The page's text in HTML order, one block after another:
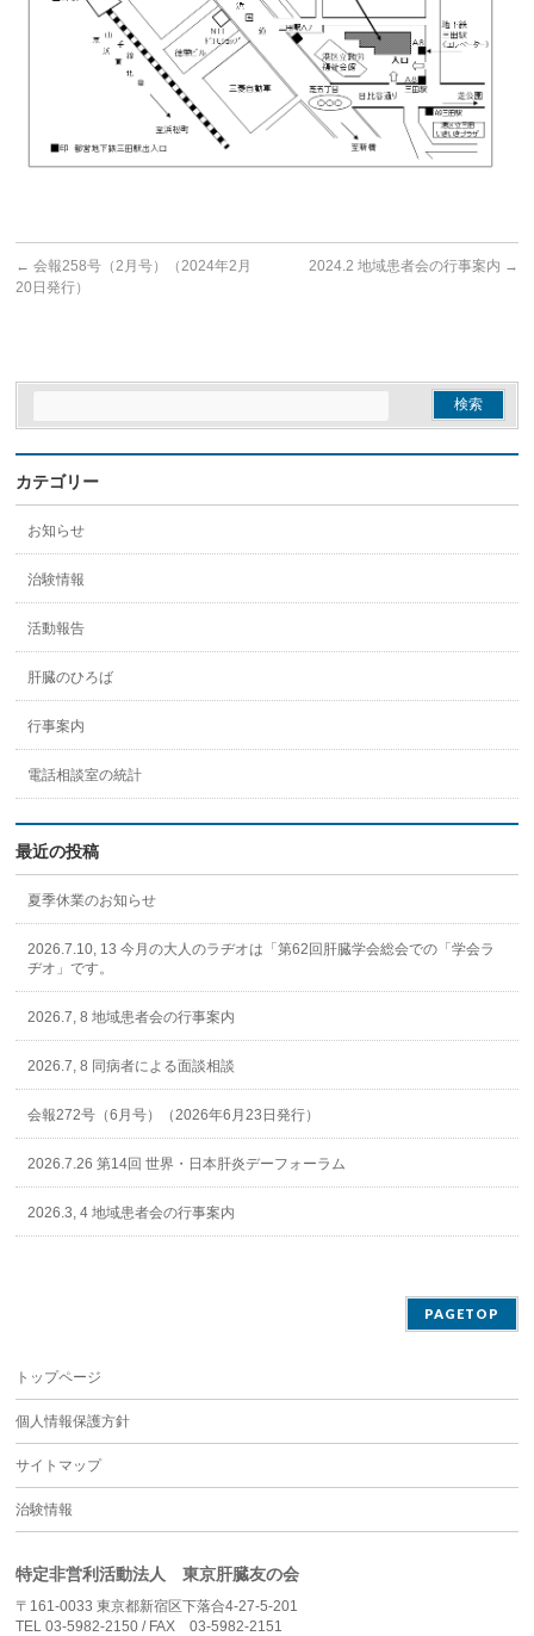
← 会報258号（2月号）（2024年2月
20日発行）
2024.2 地域患者会の行事案内 →
カテゴリー
お知らせ
治験情報
活動報告
肝臓のひろば
行事案内
電話相談室の統計
最近の投稿
夏季休業のお知らせ
2026.7.10, 13 今月の大人のラヂオは「第62回肝臓学会総会での「学会ラ
ヂオ」です。
2026.7, 8 地域患者会の行事案内
2026.7, 8 同病者による面談相談
会報272号（6月号）（2026年6月23日発行）
2026.7.26 第14回 世界・日本肝炎デーフォーラム
2026.3, 4 地域患者会の行事案内
PAGETOP
トップページ
個人情報保護方針
サイトマップ
治験情報
特定非営利活動法人 東京肝臓友の会
〒161-0033 東京都新宿区下落合4-27-5-201
TEL 03-5982-2150 / FAX 03-5982-2151